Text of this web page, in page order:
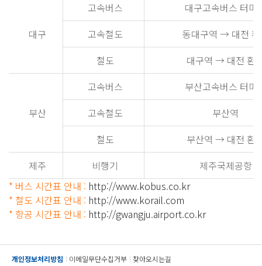
대구
고속버스
대구고속버스 터미
고속철도
동대구역 → 대전 환
철도
대구역 → 대전 환
부산
고속버스
부산고속버스 터미
고속철도
부산역
철도
부산역 → 대전 환
제주
비행기
제주국제공항
* 버스 시간표 안내 : http://www.kobus.co.kr
* 철도 시간표 안내 : http://www.korail.com
* 항공 시간표 안내 : http://gwangju.airport.co.kr
개인정보처리방침 이메일무단수집거부 찾아오시는길